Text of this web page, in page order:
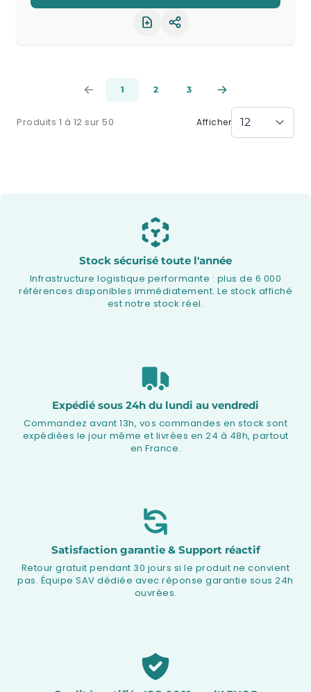
Partager le produit
1 2 3
Produits 1 à 12 sur 50 Afficher
Stock sécurisé toute l'année
Infrastructure logistique performante : plus de 6 000
références disponibles immédiatement. Le stock affiché
est notre stock réel.
Expédié sous 24h du lundi au vendredi
Commandez avant 13h, vos commandes en stock sont
expédiées le jour même et livrées en 24 à 48h, partout
en France.
Satisfaction garantie & Support réactif
Retour gratuit pendant 30 jours si le produit ne convient
pas. Équipe SAV dédiée avec réponse garantie sous 24h
ouvrées.